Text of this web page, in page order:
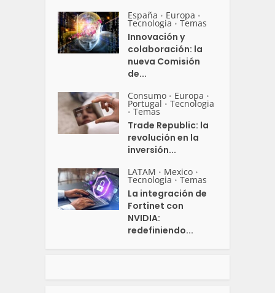
España • Europa •
Tecnologia • Temas
Innovación y
colaboración: la
nueva Comisión
de...
Consumo • Europa •
Portugal • Tecnologia
• Temas
Trade Republic: la
revolución en la
inversión...
LATAM • Mexico •
Tecnologia • Temas
La integración de
Fortinet con
NVIDIA:
redefiniendo...